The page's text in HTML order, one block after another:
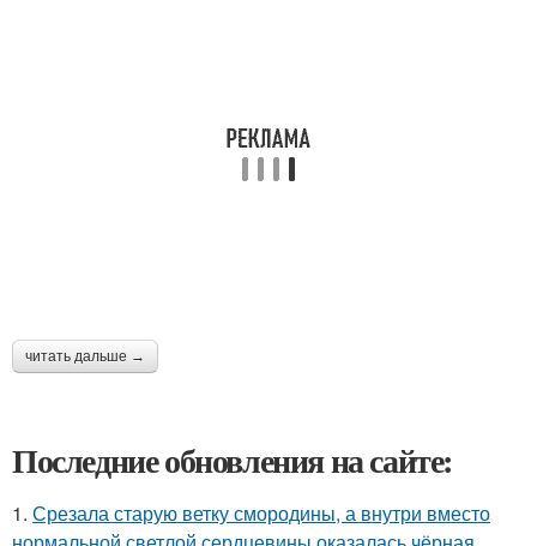
читать дальше →
Последние обновления на сайте:
1. Срезала старую ветку смородины, а внутри вместо